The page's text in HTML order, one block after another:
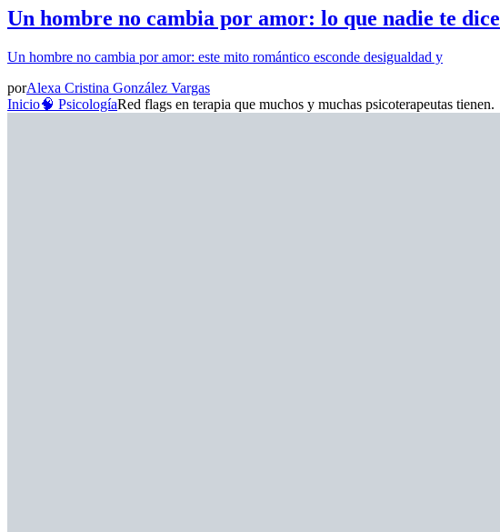
Un hombre no cambia por amor: lo que nadie te dice
Un hombre no cambia por amor: este mito romántico esconde desigualdad y
porAlexa Cristina González Vargas
Inicio🧠 PsicologíaRed flags en terapia que muchos y muchas psicoterapeutas tienen.